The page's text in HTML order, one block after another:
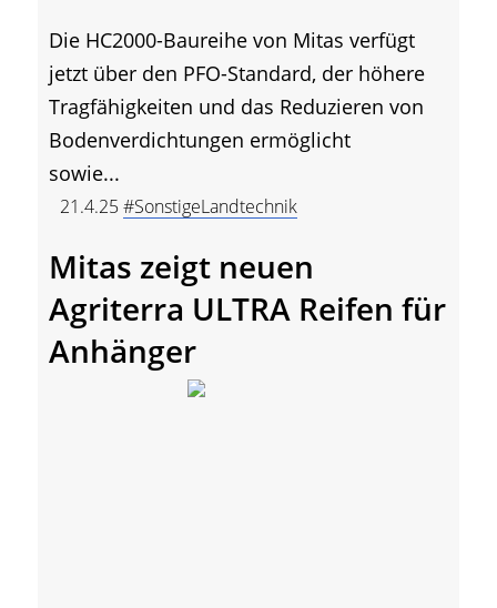
Die HC2000-Baureihe von Mitas verfügt
jetzt über den PFO-Standard, der höhere
Tragfähigkeiten und das Reduzieren von
Bodenverdichtungen ermöglicht
sowie...
21.4.25#SonstigeLandtechnik
Mitas zeigt neuen
Agriterra ULTRA Reifen für
Anhänger